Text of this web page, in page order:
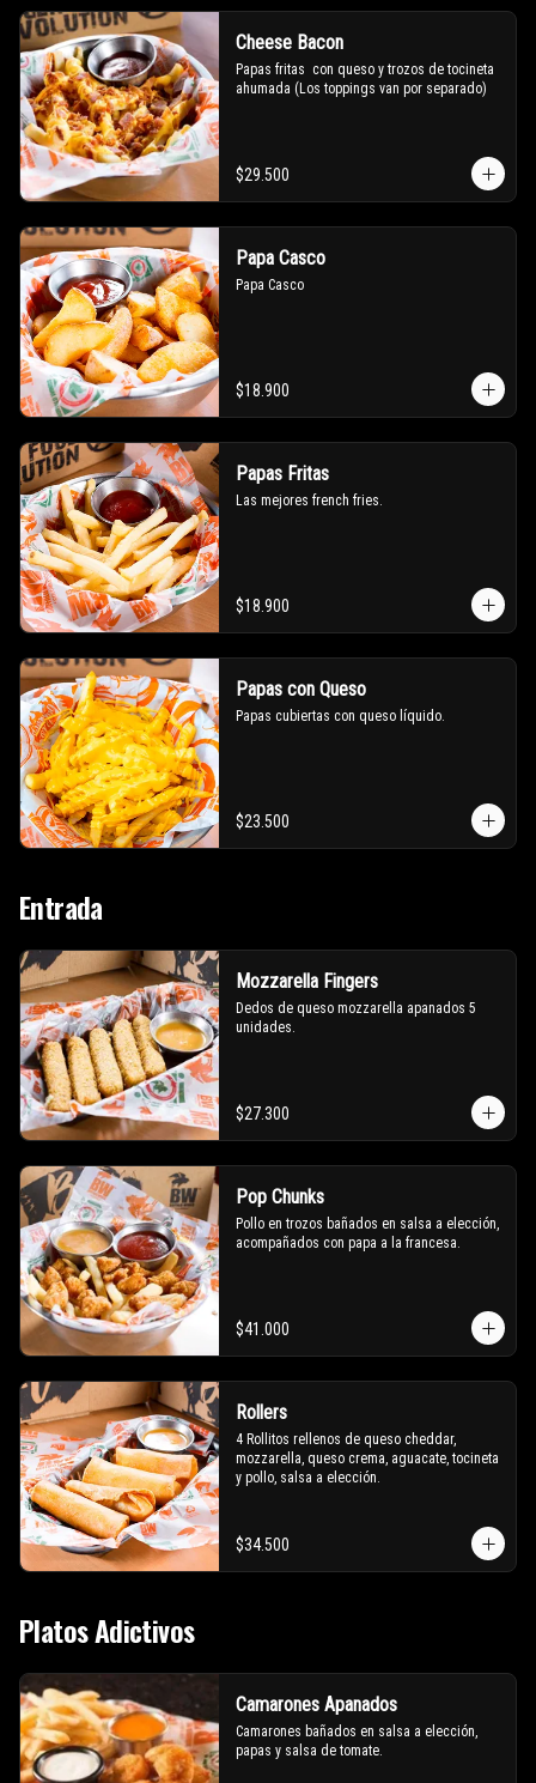
Cheese Bacon
Papas fritas  con queso y trozos de tocineta
ahumada (Los toppings van por separado)
$29.500
Papa Casco
Papa Casco
$18.900
Papas Fritas
Las mejores french fries.
$18.900
Papas con Queso
Papas cubiertas con queso líquido.
$23.500
Entrada
Mozzarella Fingers
Dedos de queso mozzarella apanados 5
unidades.
$27.300
Pop Chunks
Pollo en trozos bañados en salsa a elección,
acompañados con papa a la francesa.
$41.000
Rollers
4 Rollitos rellenos de queso cheddar,
mozzarella, queso crema, aguacate, tocineta
y pollo, salsa a elección.
$34.500
Platos Adictivos
Camarones Apanados
Camarones bañados en salsa a elección,
papas y salsa de tomate.